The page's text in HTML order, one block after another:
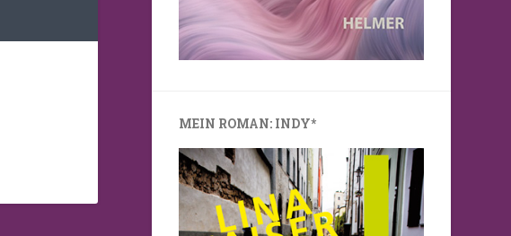
MEIN ROMAN: INDY*